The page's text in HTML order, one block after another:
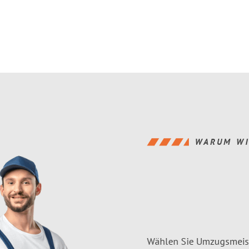
WARUM
Wählen Sie